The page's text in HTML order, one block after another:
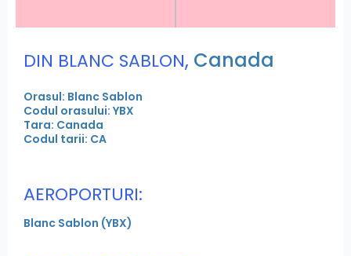
DIN BLANC SABLON, Canada
Orasul: Blanc Sablon
Codul orasului: YBX
Tara: Canada
Codul tarii: CA
AEROPORTURI:
Blanc Sablon (YBX)